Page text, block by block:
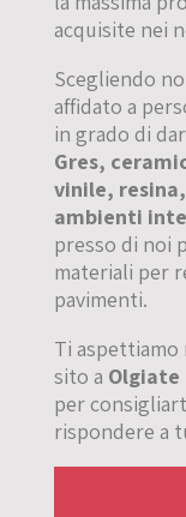
acquisite nei
Scegliendo
affidato a
in grado di
Gres,
vinile,
ambienti
presso di noi
materiali per
pavimenti.
Ti
sito a Olgiate
per
rispondere a